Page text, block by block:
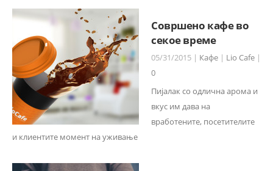
Совршено кафе во
секое време
05/31/2015 | Кафе | Lio Cafe |
0
Пијалaк со одлична арома и
вкус им дава на
вработените, посетителите
и клиентите момент на уживање